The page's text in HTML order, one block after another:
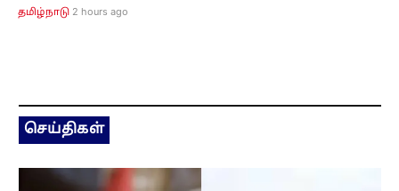
தமிழ்நாடு 2 hours ago
செய்திகள்